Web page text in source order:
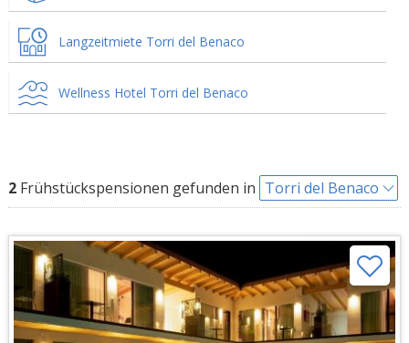
Langzeitmiete Torri del Benaco
Wellness Hotel Torri del Benaco
2Frühstückspensionen gefunden in Torri del Benaco